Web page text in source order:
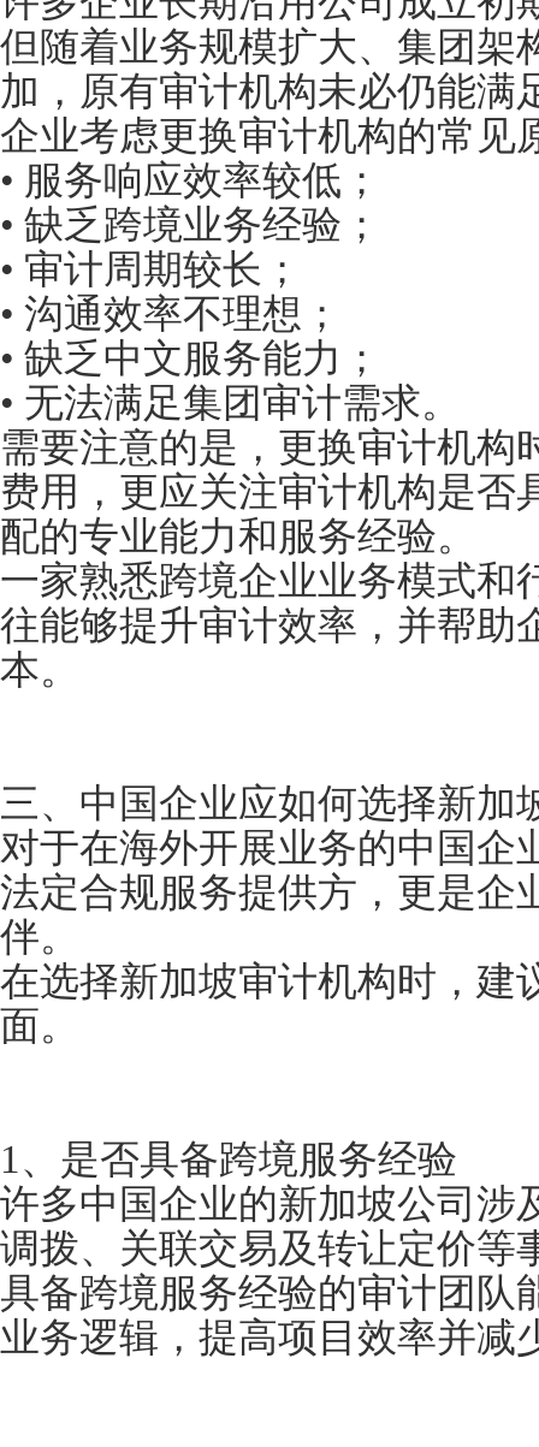
但随着业务规模扩大、集团架
加，原有审计机构未必仍能满
企业考虑更换审计机构的常见
• 服务响应效率较低；
• 缺乏跨境业务经验；
• 审计周期较长；
• 沟通效率不理想；
• 缺乏中文服务能力；
• 无法满足集团审计需求。
需要注意的是，更换审计机构
费用，更应关注审计机构是否
配的专业能力和服务经验。
一家熟悉跨境企业业务模式和
往能够提升审计效率，并帮助
本。
三、中国企业应如何选择新加
对于在海外开展业务的中国企
法定合规服务提供方，更是企
伴。
在选择新加坡审计机构时，建
面。
1、是否具备跨境服务经验
许多中国企业的新加坡公司涉
调拨、关联交易及转让定价等
具备跨境服务经验的审计团队
业务逻辑，提高项目效率并减